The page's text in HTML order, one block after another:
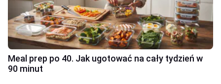
Meal prep po 40. Jak ugotować na cały tydzień w
90 minut